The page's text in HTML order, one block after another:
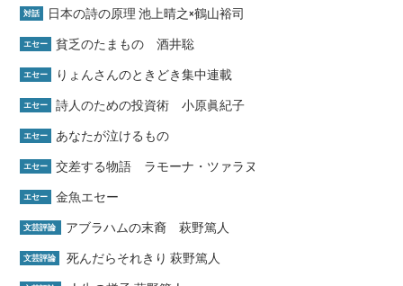
対話 日本の詩の原理 池上晴之×鶴山裕司
エセー 貧乏のたまもの 酒井聡
エセー りょんさんのときどき集中連載
エセー 詩人のための投資術 小原眞紀子
エセー あなたが泣けるもの
エセー 交差する物語 ラモーナ・ツァラヌ
エセー 金魚エセー
文芸評論 アブラハムの末裔 萩野篤人
文芸評論 死んだらそれきり 萩野篤人